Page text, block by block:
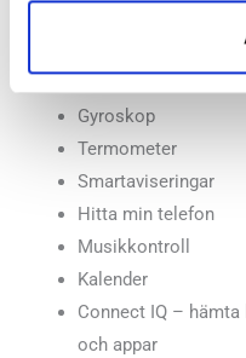
Barometrisk
Gyroskop
Termometer
Smartaviseringar
Hitta min telefon
Musikkontroll
Kalender
Connect IQ –
och appar